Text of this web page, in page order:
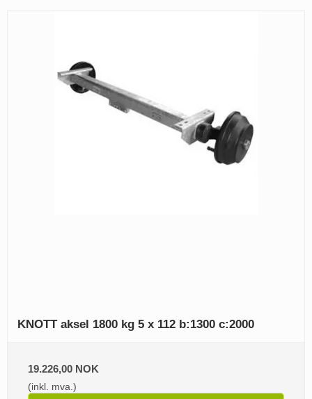
KNOTT aksel 1800 kg 5 x 112 b:1300 c:2000
19.226,00 NOK
(inkl. mva.)